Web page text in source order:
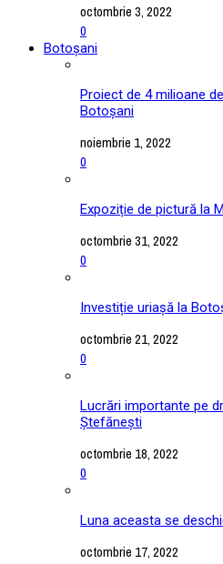
octombrie 3, 2022
0
Botoșani
Proiect de 4 milioane
Botoșani
noiembrie 1, 2022
0
Expoziție de pictură la
octombrie 31, 2022
0
Investiție uriașă la
octombrie 21, 2022
0
Lucrări importante pe
Ștefănești
octombrie 18, 2022
0
Luna aceasta se
octombrie 17, 2022